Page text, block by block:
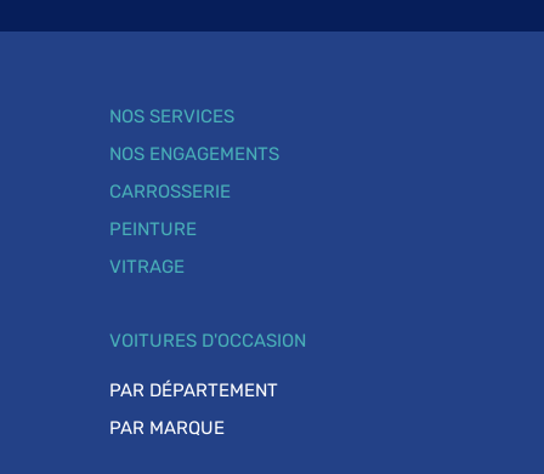
NOS SERVICES
NOS ENGAGEMENTS
CARROSSERIE
PEINTURE
VITRAGE
VOITURES D'OCCASION
PAR DÉPARTEMENT
PAR MARQUE